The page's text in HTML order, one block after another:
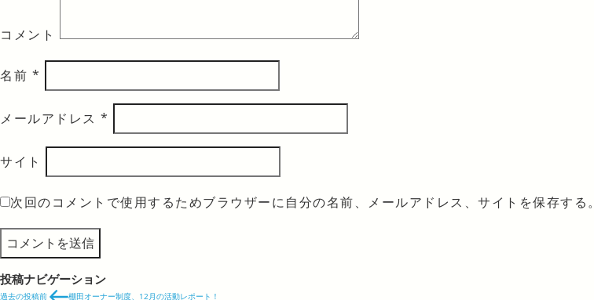
コメント
名前 *
メールアドレス *
サイト
次回のコメントで使用するためブラウザーに自分の名前、メールアドレス、サイトを保存する。
投稿ナビゲーション
過去の投稿前 棚田オーナー制度、12月の活動レポート！